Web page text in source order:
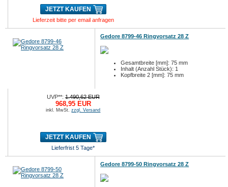
JETZT KAUFEN
Lieferzeit bitte per email anfragen
Gedore 8799-46 Ringvorsatz 28 Z
Gesamtbreite [mm]: 75 mm
Inhalt (Anzahl Stück): 1
Kopfbreite 2 [mm]: 75 mm
UVP**:1.490,62 EUR
968,95 EUR
inkl. MwSt.zzgl. Versand
JETZT KAUFEN
Lieferfrist 5 Tage*
Gedore 8799-50 Ringvorsatz 28 Z